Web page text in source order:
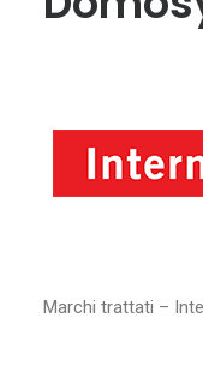
Marchi trattati –